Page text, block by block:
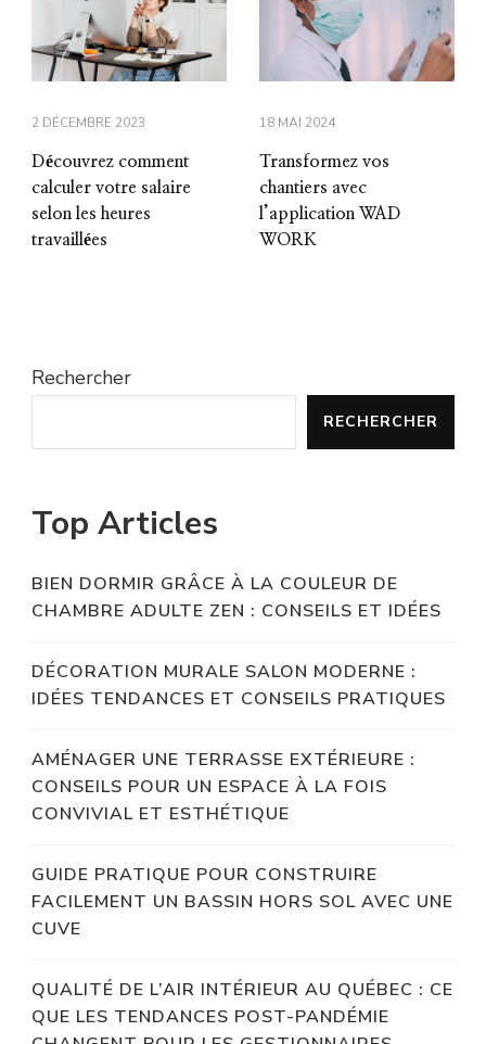
2 DÉCEMBRE 2023
Découvrez comment
calculer votre salaire
selon les heures
travaillées
18 MAI 2024
Transformez vos
chantiers avec
l’application WAD
WORK
Rechercher
RECHERCHER
Top Articles
BIEN DORMIR GRÂCE À LA COULEUR DE
CHAMBRE ADULTE ZEN : CONSEILS ET IDÉES
DÉCORATION MURALE SALON MODERNE :
IDÉES TENDANCES ET CONSEILS PRATIQUES
AMÉNAGER UNE TERRASSE EXTÉRIEURE :
CONSEILS POUR UN ESPACE À LA FOIS
CONVIVIAL ET ESTHÉTIQUE
GUIDE PRATIQUE POUR CONSTRUIRE
FACILEMENT UN BASSIN HORS SOL AVEC UNE
CUVE
QUALITÉ DE L’AIR INTÉRIEUR AU QUÉBEC : CE
QUE LES TENDANCES POST-PANDÉMIE